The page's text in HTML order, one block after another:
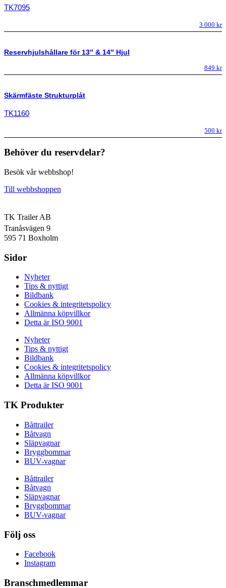
TK7095
3 000 kr
Reservhjulshållare för 13″ & 14″ Hjul
849 kr
Skärmfäste Strukturplåt
TK1160
500 kr
Behöver du reservdelar?
Besök vår webbshop!
Till webbshoppen
TK Trailer AB
Tranåsvägen 9
595 71 Boxholm
Sidor
Nyheter
Tips & nyttigt
Bildbank
Cookies & integritetspolicy
Allmänna köpvillkor
Detta är ISO 9001
Nyheter
Tips & nyttigt
Bildbank
Cookies & integritetspolicy
Allmänna köpvillkor
Detta är ISO 9001
TK Produkter
Båttrailer
Båtvagn
Släpvagnar
Bryggbommar
BUV-vagnar
Båttrailer
Båtvagn
Släpvagnar
Bryggbommar
BUV-vagnar
Följ oss
Facebook
Instagram
Branschmedlemmar